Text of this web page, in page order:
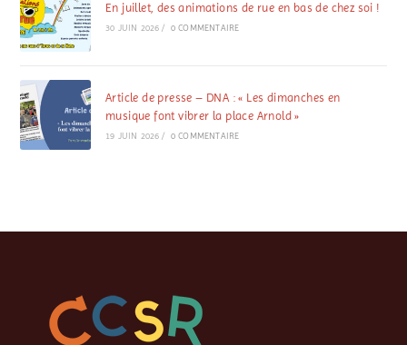
En juillet, des animations de rue en bas de chez soi !
30 JUIN 2026 / 0 COMMENTAIRE
Article de presse – DNA : « Les dimanches en
musique font vibrer la place Arnold »
19 JUIN 2026 / 0 COMMENTAIRE